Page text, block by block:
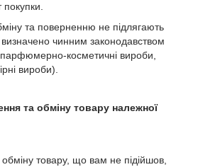
покупки.
та поверненню не підлягають
чинним законодавством
косметичні вироби,
вироби).
та обміну товару належної
товару, що вам не підійшов,